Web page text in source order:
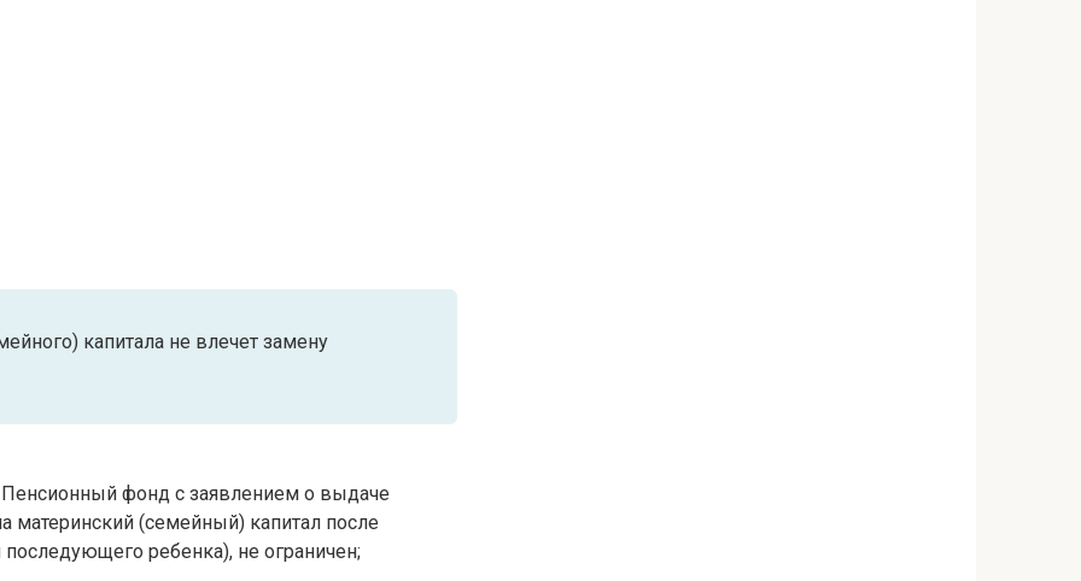
капитала не влечет замену
фонд с заявлением о выдаче
материнский (семейный) капитал после
ребенка), не ограничен;